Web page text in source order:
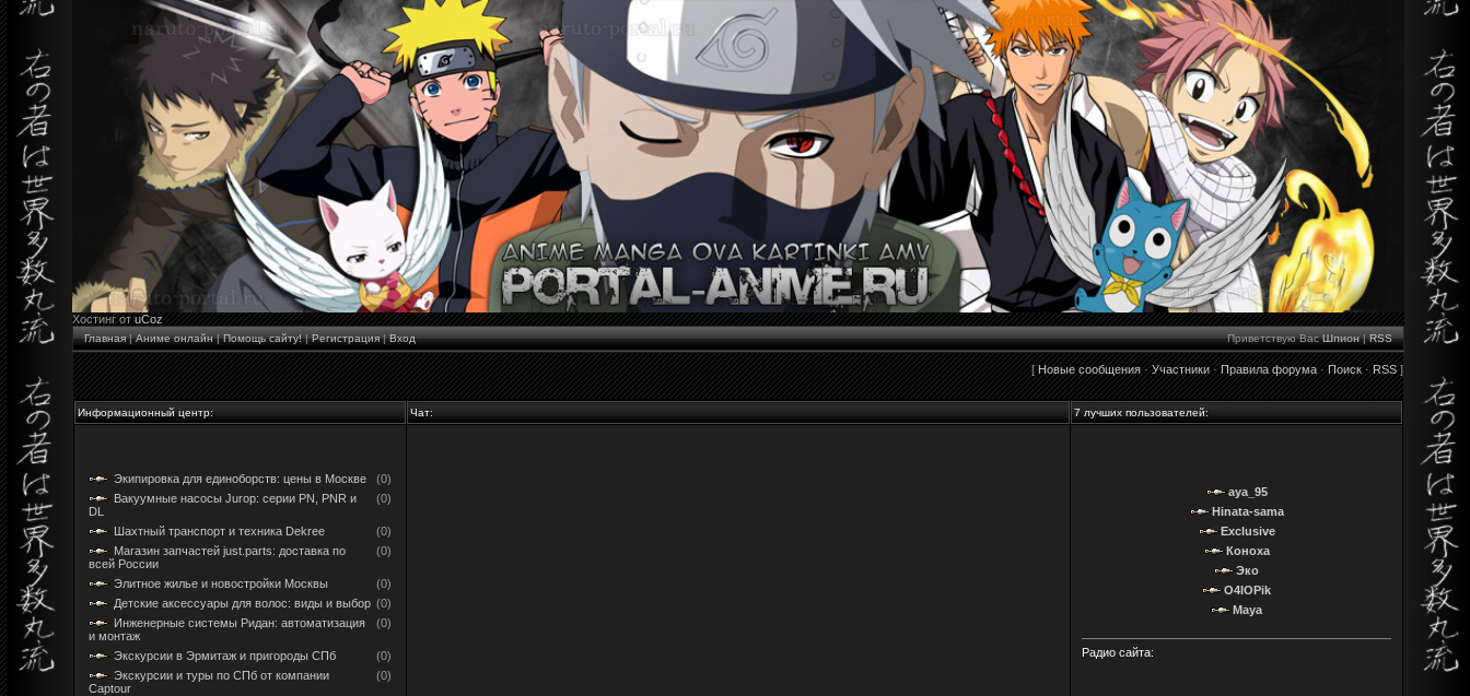
Хостинг отuCoz
Главная|Аниме онлайн|Помощь сайту!|Регистрация|Вход Приветствую Вас Шпион|RSS
[Новые сообщения·Участники·Правила форума·Поиск·RSS]
Информационный центр: Чат: 7 лучших пользователей:
Экипировка для единоборств: цены в Москве
(0)
Вакуумные насосы Jurop: серии PN, PNR и
DL
(0)
Шахтный транспорт и техника Dekree
(0)
Магазин запчастей just.parts: доставка по
всей России
(0)
Элитное жилье и новостройки Москвы
(0)
Детские аксессуары для волос: виды и выбор (0)
Инженерные системы Ридан: автоматизация
и монтаж
(0)
Экскурсии в Эрмитаж и пригороды СПб
(0)
Экскурсии и туры по СПб от компании
Captour
(0)
aya_95
Hinata-sama
Exclusive
Коноха
Эко
O4IOPik
Maya
Радио сайта: